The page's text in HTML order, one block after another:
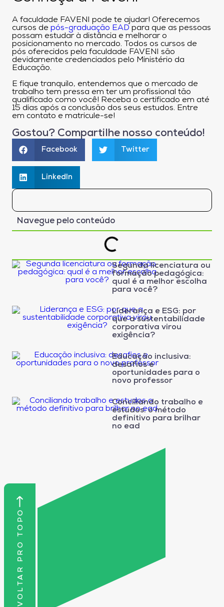
A faculdade FAVENI pode te ajudar! Oferecemos
cursos de pós-graduação EAD para que as pessoas
possam estudar à distância e melhorar o
posicionamento no mercado. Todos os cursos de
pós oferecidos pela faculdade FAVENI são
devidamente credenciados pelo Ministério da
Educação.
E fique tranquilo, entendemos que o mercado de
trabalho tem pressa em ter um profissional tão
qualificado como você! Receba o certificado em até
15 dias após a conclusão dos seus estudos. Entre
em contato e matricule-se!
Gostou? Compartilhe nosso conteúdo!
Facebook Twitter
LinkedIn
Navegue pelo conteúdo
Segunda licenciatura ou
formação pedagógica:
qual é a melhor escolha
para você?
Liderança e ESG: por
que a sustentabilidade
corporativa virou
exigência?
Educação inclusiva:
desafios e
oportunidades para o
novo professor
Conciliando trabalho e
estudos: o método
definitivo para brilhar
no ead
VOLTAR PRO TOPO